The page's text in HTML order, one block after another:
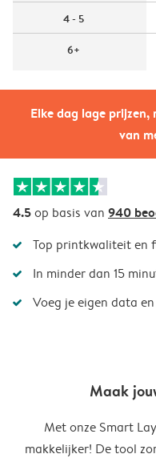
Elke dag lage
van
4 - 5
6+
4.5op basis van 940
Top printkwaliteit en
In minder dan 15
Voeg je eigen data
Maak
Met onze Smart
makkelijker! De tool